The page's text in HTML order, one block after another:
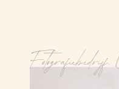
Fotografiebedrijf,